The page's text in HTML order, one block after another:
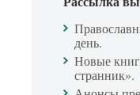
день.
Новые
странник».